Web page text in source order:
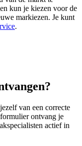
kun je kiezen voor de
markiezen. Je kunt
.
van een correcte
ontvang je
actief in